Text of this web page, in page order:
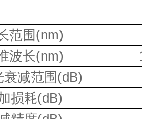
范围(nm)
波长(nm)
减范围(dB)
损耗(dB)